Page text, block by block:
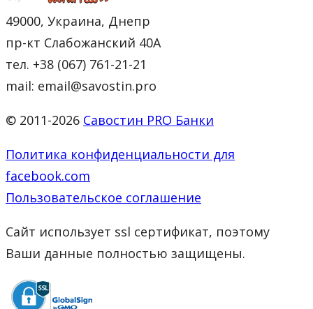
49000, Украина, Днепр
пр-кт Слабожанский 40А
тел. +38 (067) 761-21-21
mail: email@savostin.pro
© 2011-2026 Савостин PRO Банки
Политика конфиденциальности для
facebook.com
Пользовательское соглашение
Сайт использует ssl сертификат, поэтому
Ваши данные полностью защищены.